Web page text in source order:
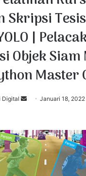
Skripsi Tesis
|
Objek
Master
Digital
d
a
n
Januari 18, 2022